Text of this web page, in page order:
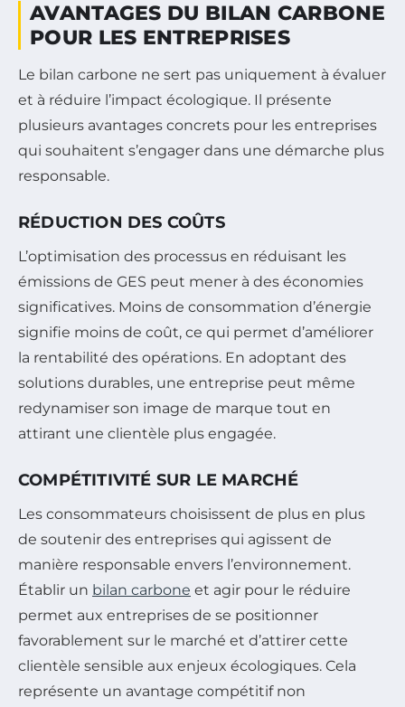
AVANTAGES DU BILAN CARBONE
POUR LES ENTREPRISES
Le bilan carbone ne sert pas uniquement à évaluer
et à réduire l’impact écologique. Il présente
plusieurs avantages concrets pour les entreprises
qui souhaitent s’engager dans une démarche plus
responsable.
RÉDUCTION DES COÛTS
L’optimisation des processus en réduisant les
émissions de GES peut mener à des économies
significatives. Moins de consommation d’énergie
signifie moins de coût, ce qui permet d’améliorer
la rentabilité des opérations. En adoptant des
solutions durables, une entreprise peut même
redynamiser son image de marque tout en
attirant une clientèle plus engagée.
COMPÉTITIVITÉ SUR LE MARCHÉ
Les consommateurs choisissent de plus en plus
de soutenir des entreprises qui agissent de
manière responsable envers l’environnement.
Établir un bilan carbone et agir pour le réduire
permet aux entreprises de se positionner
favorablement sur le marché et d’attirer cette
clientèle sensible aux enjeux écologiques. Cela
représente un avantage compétitif non